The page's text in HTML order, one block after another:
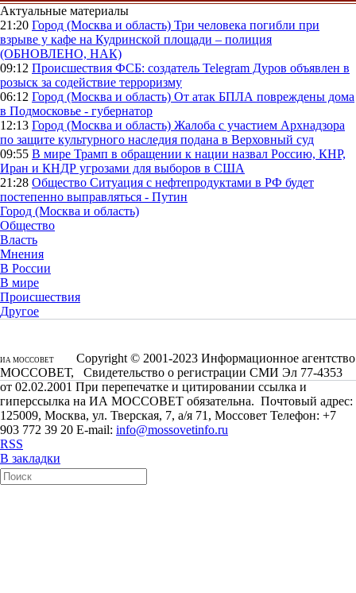
Актуальные материалы
21:20 Город (Москва и область) Три человека погибли при
взрыве у кафе на Кудринской площади – полиция
(ОБНОВЛЕНО, НАК)
09:12 Происшествия ФСБ: создатель Telegram Дуров объявлен в
розыск за содействие терроризму
06:12 Город (Москва и область) От атак БПЛА повреждены дома
в Подмосковье - губернатор
12:13 Город (Москва и область) Жалоба с участием Архнадзора
по защите культурного наследия подана в Верховный суд
09:55 В мире Трамп в обращении к нации назвал Россию, КНР,
Иран и КНДР угрозами для выборов в США
21:28 Общество Ситуация с нефтепродуктами в РФ будет
постепенно выправляться - Путин
Город (Москва и область)
Общество
Власть
Мнения
В России
В мире
Происшествия
Другое
ИА МОССОВЕТ
Copyright © 2001-2023 Информационное агентство
МОССОВЕТ, Свидетельство о регистрации СМИ Эл 77-4353
от 02.02.2001 При перепечатке и цитировании ссылка и
гиперссылка на ИА МОССОВЕТ обязательна. Почтовый адрес:
125009, Москва, ул. Тверская, 7, а/я 71, Моссовет Телефон: +7
903 772 39 20 E-mail: info@mossovetinfo.ru
RSS
В закладки